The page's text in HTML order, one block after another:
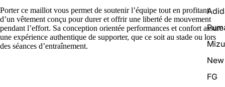
FG
Porter ce maillot vous permet de soutenir l’équipe tout en profitant
d’un vêtement conçu pour durer et offrir une liberté de mouvement
pendant l’effort. Sa conception orientée performances et confort assure
une expérience authentique de supporter, que ce soit au stade ou lors
des séances d’entraînement.